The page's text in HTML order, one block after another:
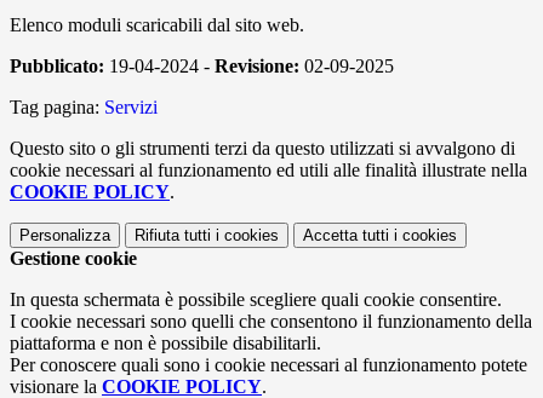
Elenco moduli scaricabili dal sito web.
Pubblicato: 19-04-2024 - Revisione: 02-09-2025
Tag pagina: Servizi
Questo sito o gli strumenti terzi da questo utilizzati si avvalgono di
cookie necessari al funzionamento ed utili alle finalità illustrate nella
COOKIE POLICY.
Personalizza Rifiuta tutti i cookies Accetta tutti i cookies
Gestione cookie
In questa schermata è possibile scegliere quali cookie consentire.
I cookie necessari sono quelli che consentono il funzionamento della
piattaforma e non è possibile disabilitarli.
Per conoscere quali sono i cookie necessari al funzionamento potete
visionare la COOKIE POLICY.